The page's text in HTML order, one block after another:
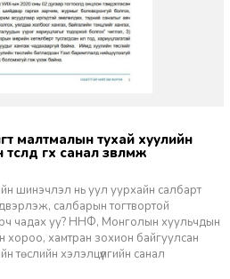
өгөх санал зөвлөмж
шинэчлэл нь уул уурхайн салбарт
салбарын тогтвортой
чадах уу? ННФ, Монголын хуульчдын
хороо, хамтран зохион байгуулсан
төслийн хэлэлцүүлгийн санал